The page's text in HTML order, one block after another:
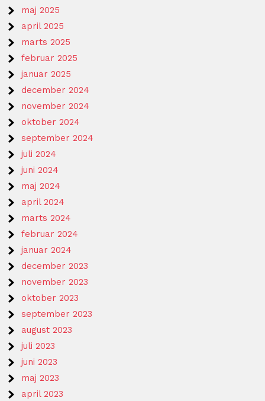
maj 2025
april 2025
marts 2025
februar 2025
januar 2025
december 2024
november 2024
oktober 2024
september 2024
juli 2024
juni 2024
maj 2024
april 2024
marts 2024
februar 2024
januar 2024
december 2023
november 2023
oktober 2023
september 2023
august 2023
juli 2023
juni 2023
maj 2023
april 2023